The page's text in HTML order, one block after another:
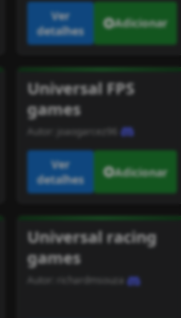
Ver
detalhes
Adicionar
Universal FPS
games
Autor: joaogarcez96
Ver
detalhes
Adicionar
Universal racing
games
Autor: richardmsouza